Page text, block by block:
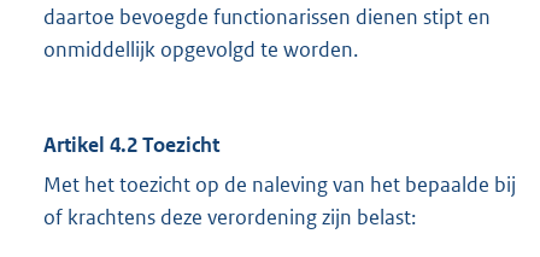
daartoe bevoegde functionarissen dienen stipt en
onmiddellijk opgevolgd te worden.
Artikel 4.2 Toezicht
Met het toezicht op de naleving van het bepaalde bij
of krachtens deze verordening zijn belast: